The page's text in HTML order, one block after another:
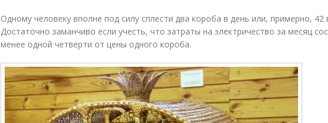
Одному человеку вполне под силу сплести два короба в день или, примерно, 42
Достаточно заманчиво если учесть, что затраты на электричество за месяц
менее одной четверти от цены одного короба.